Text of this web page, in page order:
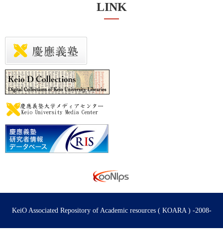
LINK
KeiO Associated Repository of Academic resources ( KOARA ) -2008-